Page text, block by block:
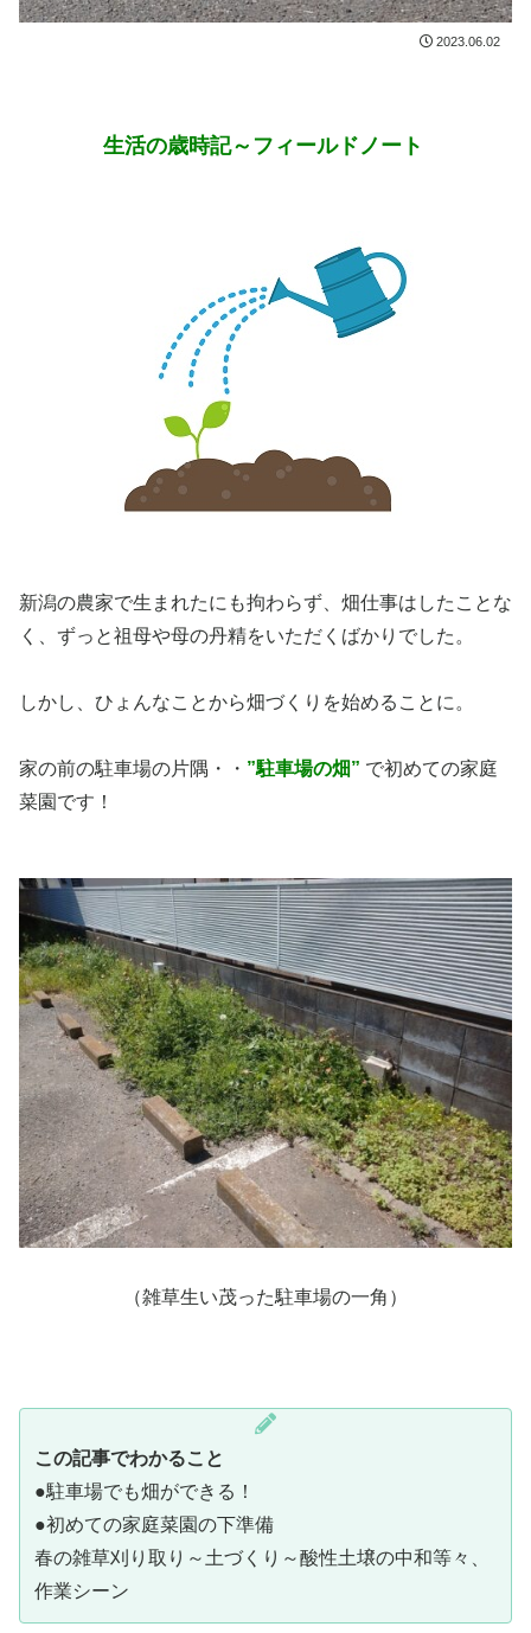
2023.06.02
生活の歳時記～フィールドノート
新潟の農家で生まれたにも拘わらず、畑仕事はしたことな
く、ずっと祖母や母の丹精をいただくばかりでした。
しかし、ひょんなことから畑づくりを始めることに。
家の前の駐車場の片隅・・ ”駐車場の畑” で初めての家庭
菜園です！
（雑草生い茂った駐車場の一角）
この記事でわかること
●駐車場でも畑ができる！
●初めての家庭菜園の下準備
春の雑草刈り取り～土づくり～酸性土壌の中和等々、
作業シーン